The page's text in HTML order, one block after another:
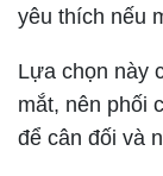
yêu thích nếu
Lựa chọn này
mắt, nên phối
để cân đối và